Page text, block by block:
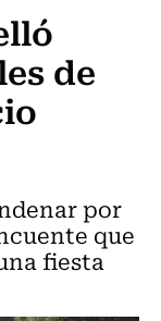
de
por
que
fiesta